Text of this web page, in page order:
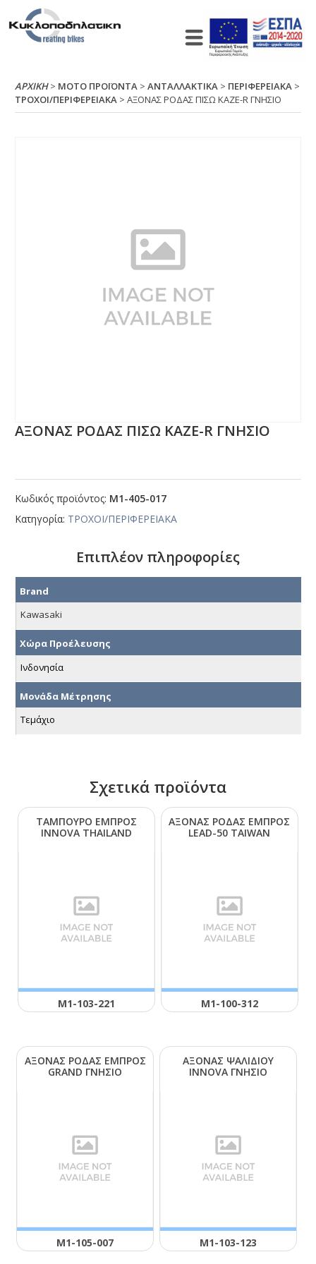
ΑΡΧΙΚΉ> ΜΟΤΟ ΠΡΟΪΟΝΤΑ >ΑΝΤΑΛΛΑΚΤΙΚΑ > ΠΕΡΙΦΕΡΕΙΑΚΑ >
ΤΡΟΧΟΙ/ΠΕΡΙΦΕΡΕΙΑΚΑ > ΑΞΟΝΑΣ ΡΟΔΑΣ ΠΙΣΩ ΚΑΖΕ-R ΓΝΗΣΙΟ
ΑΞΟΝΑΣ ΡΟΔΑΣ ΠΙΣΩ ΚΑΖΕ-R ΓΝΗΣΙΟ
Κωδικός προϊόντος: Μ1-405-017
Κατηγορία: ΤΡΟΧΟΙ/ΠΕΡΙΦΕΡΕΙΑΚΑ
Επιπλέον πληροφορίες
Brand
Kawasaki
Χώρα Προέλευσης
Ινδονησία
Μονάδα Μέτρησης
Τεμάχιο
Σχετικά προϊόντα
ΤΑΜΠΟΥΡΟ ΕΜΠΡΟΣ
ΙΝΝΟVΑ ΤΗΑΙLΑΝD
Μ1-103-221
ΑΞΟΝΑΣ ΡΟΔΑΣ ΕΜΠΡΟΣ
LΕΑD-50 ΤΑΙWΑΝ
Μ1-100-312
ΑΞΟΝΑΣ ΡΟΔΑΣ ΕΜΠΡΟΣ
GRΑΝD ΓΝΗΣΙΟ
Μ1-105-007
ΑΞΟΝΑΣ ΨΑΛΙΔΙΟΥ
ΙΝΝΟVΑ ΓΝΗΣΙΟ
Μ1-103-123